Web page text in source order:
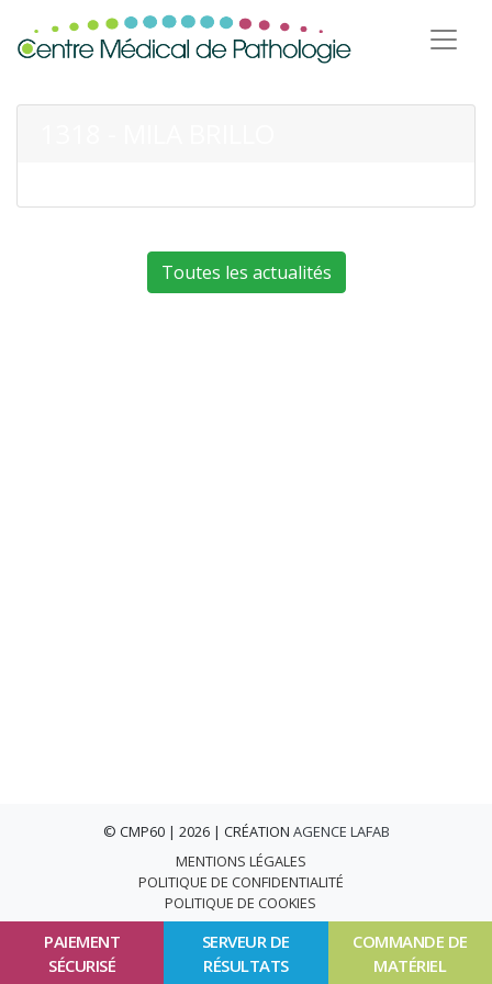
PAIEMENT
SÉCURISÉ
SERVEUR DE
RÉSULTATS
COMMANDE DE
MATÉRIEL
Toutes les actualités
© CMP60 | 2026 | CRÉATION AGENCE LAFAB
MENTIONS LÉGALES
POLITIQUE DE CONFIDENTIALITÉ
POLITIQUE DE COOKIES